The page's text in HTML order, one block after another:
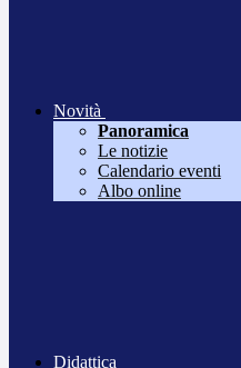
Novità
Panoramica
Le notizie
Calendario eventi
Albo online
Didattica